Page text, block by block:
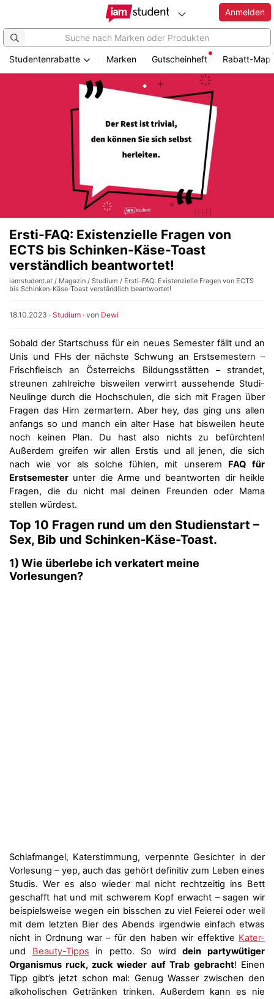
Anmelden
Studentenrabatte Marken Gutscheinheft Rabatt-Map
Ersti-FAQ: Existenzielle Fragen von
ECTS bis Schinken-Käse-Toast
verständlich beantwortet!
iamstudent.at / Magazin / Studium / Ersti-FAQ: Existenzielle Fragen von ECTS
bis Schinken-Käse-Toast verständlich beantwortet!
18.10.2023 · Studium · von Dewi
Sobald der Startschuss für ein neues Semester fällt und an
Unis und FHs der nächste Schwung an Erstsemestern –
Frischfleisch an Österreichs Bildungsstätten – strandet,
streunen zahlreiche bisweilen verwirrt aussehende Studi-
Neulinge durch die Hochschulen, die sich mit Fragen über
Fragen das Hirn zermartern. Aber hey, das ging uns allen
anfangs so und manch ein alter Hase hat bisweilen heute
noch keinen Plan. Du hast also nichts zu befürchten!
Außerdem greifen wir allen Erstis und all jenen, die sich
nach wie vor als solche fühlen, mit unserem FAQ für
Erstsemester unter die Arme und beantworten dir heikle
Fragen, die du nicht mal deinen Freunden oder Mama
stellen würdest.
Top 10 Fragen rund um den Studienstart –
Sex, Bib und Schinken-Käse-Toast.
1) Wie überlebe ich verkatert meine
Vorlesungen?
Schlafmangel, Katerstimmung, verpennte Gesichter in der
Vorlesung – yep, auch das gehört definitiv zum Leben eines
Studis. Wer es also wieder mal nicht rechtzeitig ins Bett
geschafft hat und mit schwerem Kopf erwacht – sagen wir
beispielsweise wegen ein bisschen zu viel Feierei oder weil
mit dem letzten Bier des Abends irgendwie einfach etwas
nicht in Ordnung war – für den haben wir effektive Kater-
und Beauty-Tipps in petto. So wirddein partywütiger
Organismus ruck, zuck wieder auf Trab gebracht! Einen
Tipp gibt’s jetzt schon mal: Genug Wasser zwischen den
alkoholischen Getränken trinken. Außerdem kann es nie